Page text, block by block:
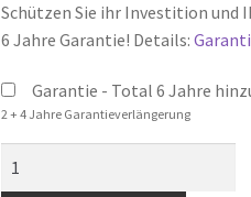
Schützen Sie ihr Investition und
6 Jahre Garantie! Details:
Garantie - Total 6 Jahre
2 + 4 Jahre Garantieverlängerung